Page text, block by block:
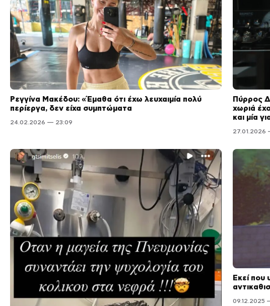
Ρεγγίνα Μακέδου: «Έμαθα ότι έχω λευχαιμία πολύ
περίεργα, δεν είχα συμπτώματα
24.02.2026 — 23:09
Πύρρος
χωριά
και μία
27.01.2026
Εκεί που
09.12.2025